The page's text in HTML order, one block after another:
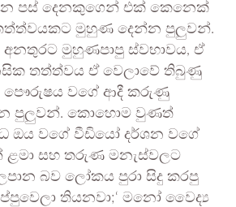
පස් දෙනකුගෙන් එක් කෙනෙක්
මුහුණ දෙන්න පුලුවන්.
අනතුරට මුහුණපාපු ස්වභාවය, ඒ
තත්ත්වය ඒ වෙලාවේ තිබුණු
පෞරුෂය වගේ ආදී කරුණු
පුලුවන්. කොහොම වුණත්
ඔය වගේ වීඩියෝ දර්ශන වගේ
ළමා සහ තරුණ මනැස්වලට
බව ලෝකය පුරා සිදු කරපු
තියනවා;‘ මනෝ වෛද්‍ය